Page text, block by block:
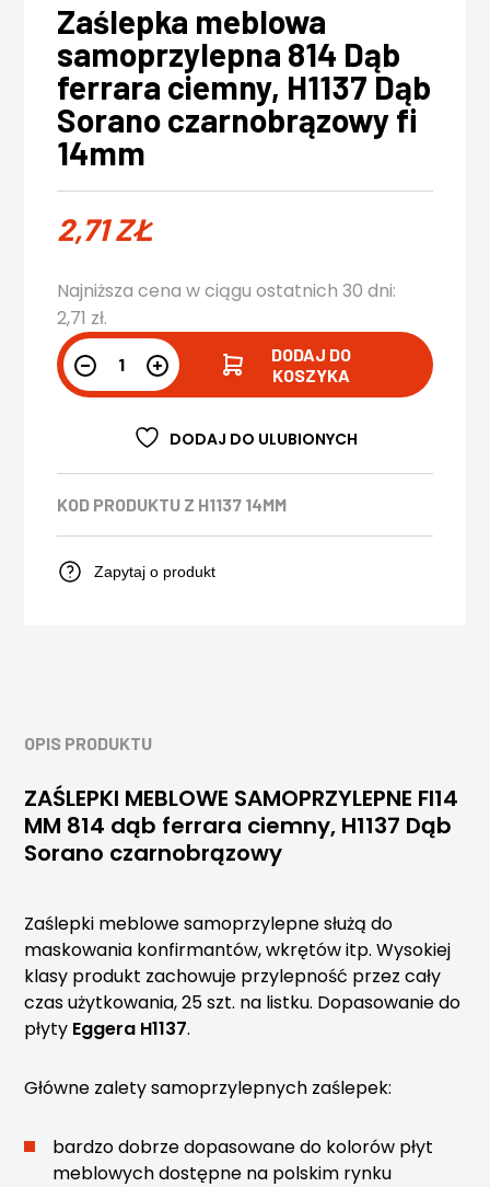
Zaślepka meblowa
samoprzylepna 814 Dąb
ferrara ciemny, H1137 Dąb
Sorano czarnobrązowy fi
14mm
2,71ZŁ
Najniższa cena w ciągu ostatnich 30 dni:
2,71 zł.
DODAJ DO
KOSZYKA
DODAJ DO ULUBIONYCH
KOD PRODUKTU Z H1137 14MM
Zapytaj o produkt
OPIS PRODUKTU
ZAŚLEPKI MEBLOWE SAMOPRZYLEPNE FI14
MM 814 dąb ferrara ciemny, H1137 Dąb
Sorano czarnobrązowy
Zaślepki meblowe samoprzylepne służą do
maskowania konfirmantów, wkrętów itp. Wysokiej
klasy produkt zachowuje przylepność przez cały
czas użytkowania, 25 szt. na listku. Dopasowanie do
płyty Eggera H1137.
Główne zalety samoprzylepnych zaślepek:
bardzo dobrze dopasowane do kolorów płyt
meblowych dostępne na polskim rynku